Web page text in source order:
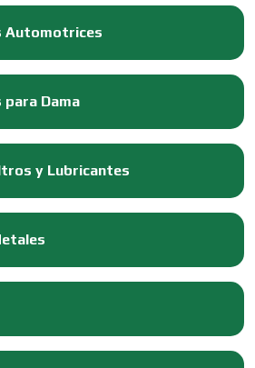
Automotrices
Dama
y Lubricantes